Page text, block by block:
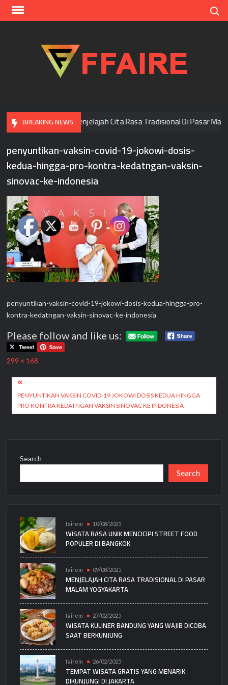
Skip
BREAKING NEWS
Bangkok Menjelajah Cita Rasa Tradisional Di Pasar
penyuntikan-vaksin-covid-19-jokowi-dosis-
kedua-hingga-pro-kontra-kedatngan-vaksin-
sinovac-ke-indonesia
penyuntikan-vaksin-covid-19-jokowi-dosis-kedua-hingga-pro-
kontra-kedatngan-vaksin-sinovac-ke-indonesia
Please follow and like us:
Full
299 × 168
Post
navigation
PENYUNTIKAN VAKSIN COVID-19 JOKOWI DOSIS KEDUA HINGGA
PRO KONTRA KEDATNGAN VAKSIN SINOVAC KE INDONESIA
Search
Search
fairem 10/08/2025
WISATA RASA UNIK MENCICIPI STREET FOOD
POPULER DI BANGKOK
fairem 09/08/2025
MENJELAJAH CITA RASA TRADISIONAL DI PASAR
MALAM YOGYAKARTA
fairem 27/02/2025
WISATA KULINER BANDUNG YANG WAJIB DICOBA
SAAT BERKUNJUNG
fairem 26/02/2025
TEMPAT WISATA GRATIS YANG MENARIK
DIKUNJUNGI DI JAKARTA